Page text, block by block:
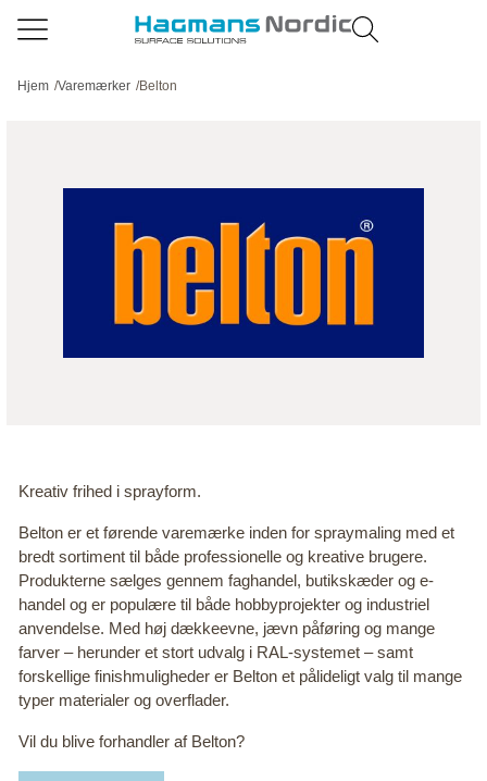
Hjem /Varemærker /Belton
Kreativ frihed i sprayform.
Belton er et førende varemærke inden for spraymaling med et
bredt sortiment til både professionelle og kreative brugere.
Produkterne sælges gennem faghandel, butikskæder og e-
handel og er populære til både hobbyprojekter og industriel
anvendelse. Med høj dækkeevne, jævn påføring og mange
farver – herunder et stort udvalg i RAL-systemet – samt
forskellige finishmuligheder er Belton et pålideligt valg til mange
typer materialer og overflader.
Vil du blive forhandler af Belton?